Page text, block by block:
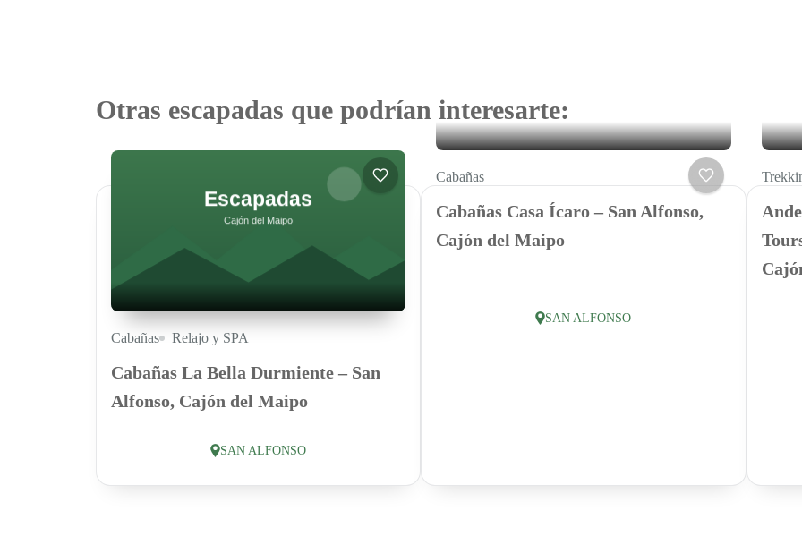
Otras escapadas que podrían interesarte:
Cabañas Relajo y SPA
Cabañas La Bella Durmiente – San
Alfonso, Cajón del Maipo
SAN ALFONSO
Cabañas
Cabañas Casa Ícaro – San Alfonso,
Cajón del Maipo
SAN ALFONSO